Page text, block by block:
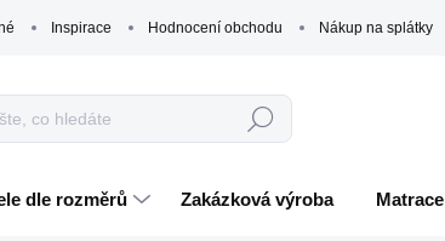
Inspirace Hodnocení obchodu Nákup na splátky
Hledat
dle rozměrů Zakázková výroba Matrace